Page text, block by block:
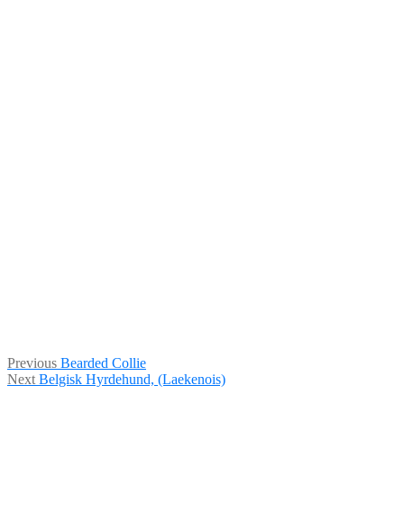
Indlægsnavigation
Previous Previous
post:
Bearded Collie
Next Next
Belgisk Hyrdehund, (Laekenois)